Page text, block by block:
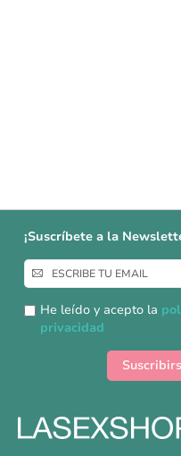
¡Suscríbete a la
Inscríbase
a
nuestro
boletín
He leído y acepto la
privacidad